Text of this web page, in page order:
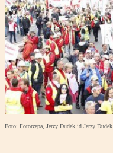
Foto: Fotorzepa, Jerzy Dudek jd Jerzy Dudek